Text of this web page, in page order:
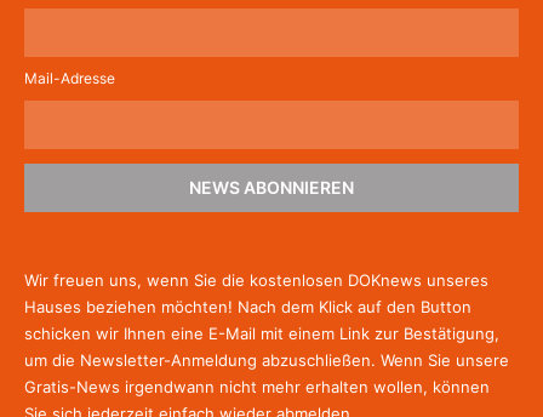
Mail-Adresse
NEWS ABONNIEREN
Wir freuen uns, wenn Sie die kostenlosen DOKnews unseres
Hauses beziehen möchten! Nach dem Klick auf den Button
schicken wir Ihnen eine E-Mail mit einem Link zur Bestätigung,
um die Newsletter-Anmeldung abzuschließen. Wenn Sie unsere
Gratis-News irgendwann nicht mehr erhalten wollen, können